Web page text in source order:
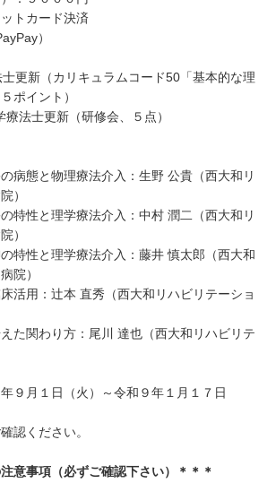
トカード決済
）
更新（カリキュラムコード50「基本的な理
５ポイント）
法士更新（研修会、５点）
病態と物理療法介入：生野 公貴（西大和リ
）
特性と理学療法介入：中村 潤二（西大和リ
）
特性と理学療法介入：藤井 慎太郎（西大和
院）
活用：辻本 直秀（西大和リハビリテーショ
た関わり方：尾川 達也（西大和リハビリテ
９月１日（火）～令和９年１月１７日
認ください。
意事項（必ずご確認下さい）＊＊＊